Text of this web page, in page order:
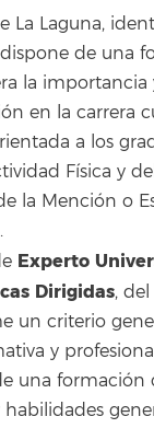
La Laguna,
de una
la importancia
en la carrera
a los
Física y
la Mención o
Experto
Dirigidas,
un criterio
y
una formación